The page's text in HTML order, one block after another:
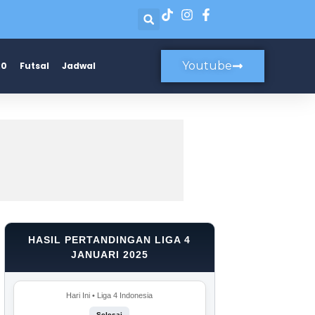
Futsal Jadwal Youtube
HASIL PERTANDINGAN LIGA 4
JANUARI 2025
Hari Ini • Liga 4 Indonesia